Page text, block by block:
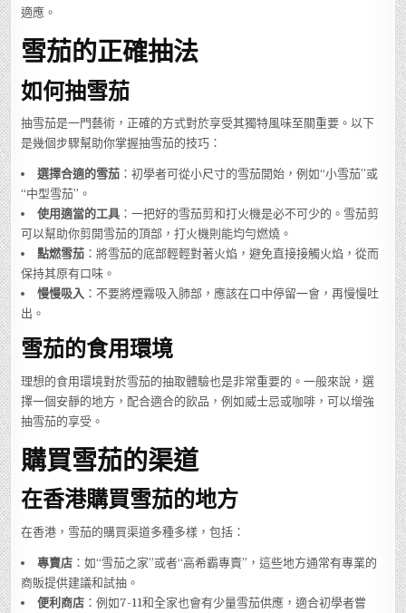
適應。
雪茄的正確抽法
如何抽雪茄
抽雪茄是一門藝術，正確的方式對於享受其獨特風味至關重要。以下
是幾個步驟幫助你掌握抽雪茄的技巧：
選擇合適的雪茄 ：初學者可從小尺寸的雪茄開始，例如“小雪茄”或
“中型雪茄”。
使用適當的工具 ：一把好的雪茄剪和打火機是必不可少的。雪茄剪
可以幫助你剪開雪茄的頂部，打火機則能均勻燃燒。
點燃雪茄 ：將雪茄的底部輕輕對著火焰，避免直接接觸火焰，從而
保持其原有口味。
慢慢吸入 ：不要將煙霧吸入肺部，應該在口中停留一會，再慢慢吐
出。
雪茄的食用環境
理想的食用環境對於雪茄的抽取體驗也是非常重要的。一般來說，選
擇一個安靜的地方，配合適合的飲品，例如威士忌或咖啡，可以增強
抽雪茄的享受。
購買雪茄的渠道
在香港購買雪茄的地方
在香港，雪茄的購買渠道多種多樣，包括：
專賣店 ：如“雪茄之家”或者“高希霸專賣”，這些地方通常有專業的
商販提供建議和試抽。
便利商店 ：例如7-11和全家也會有少量雪茄供應，適合初學者嘗